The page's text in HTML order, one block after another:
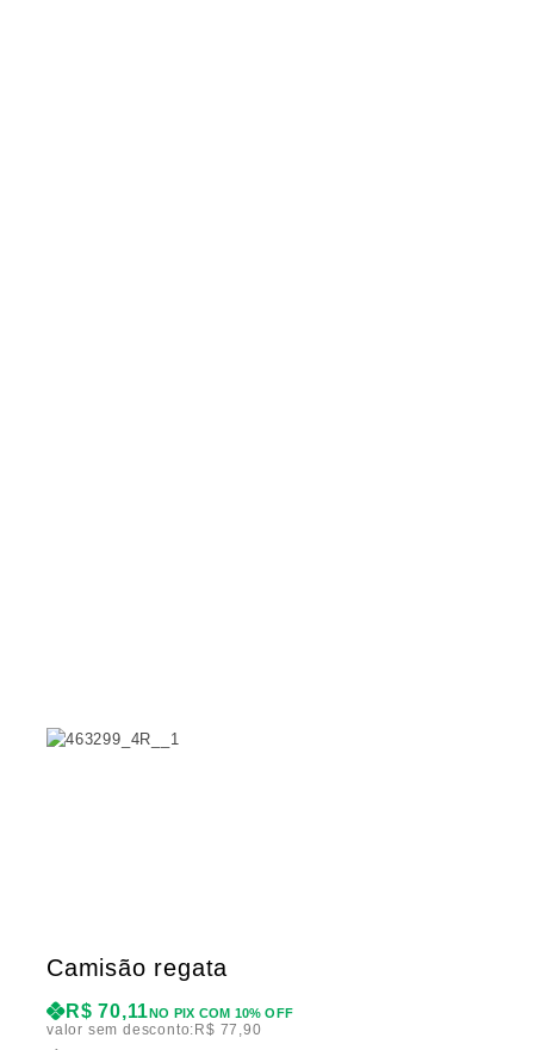
Camisão regata
R$ 70,11NO PIX COM 10% OFF
valor sem desconto: R$ 77,90